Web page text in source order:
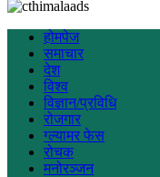
होमपेज
समाचार
देश
विश्व
विज्ञान/प्रविधि
रोजगार
ग्ल्यामर फेस
रोचक
मनोरञ्जन